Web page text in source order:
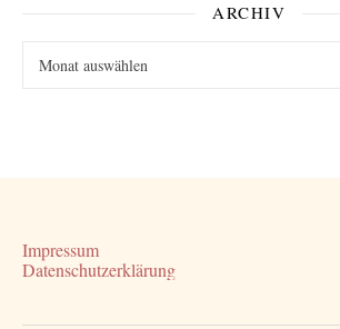
ARCHIV
Impressum
Datenschutzerklärung